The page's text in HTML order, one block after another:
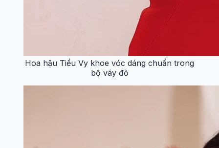
Hoa hậu Tiểu Vy khoe vóc dáng chuẩn trong
bộ váy đỏ